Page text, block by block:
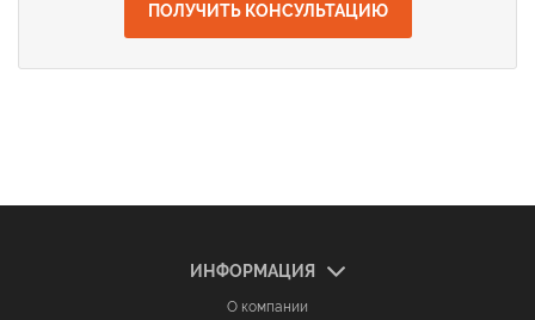
ПОЛУЧИТЬ КОНСУЛЬТАЦИЮ
ИНФОРМАЦИЯ
О компании